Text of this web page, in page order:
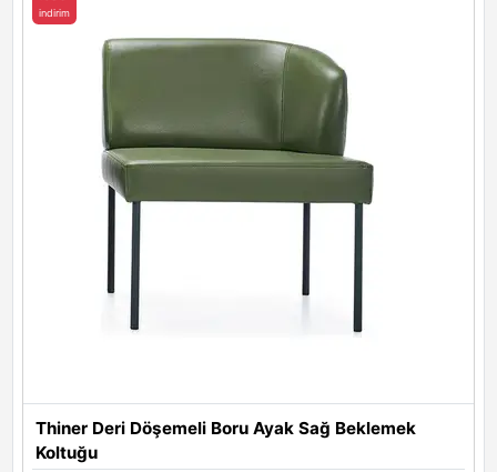
Thiner Deri Döşemeli Boru Ayak Sağ Beklemek
Koltuğu
indirim